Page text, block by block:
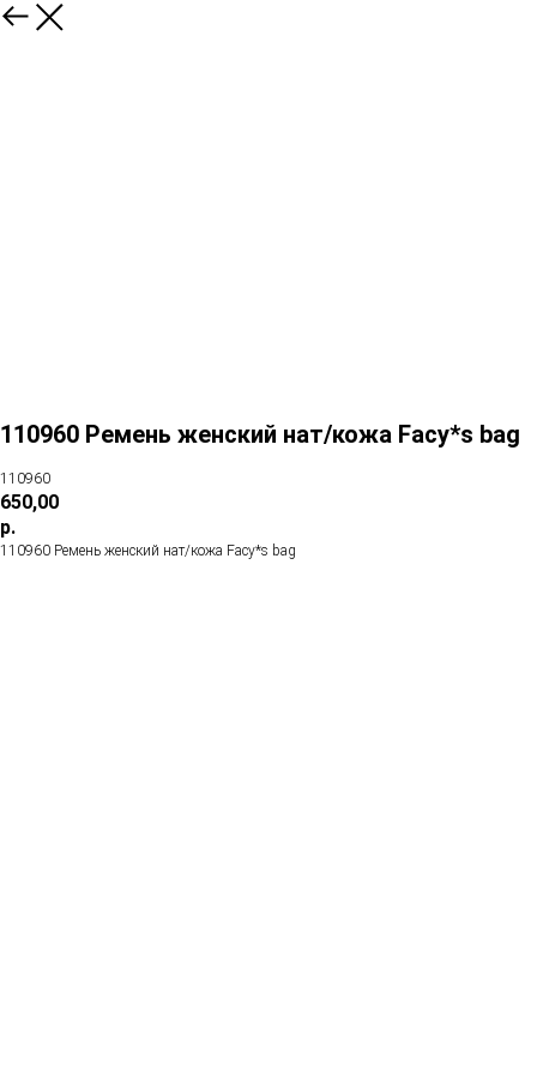
110960 Ремень женский нат/кожа Facy*s bag
110960
650,00
р.
110960 Ремень женский нат/кожа Facy*s bag